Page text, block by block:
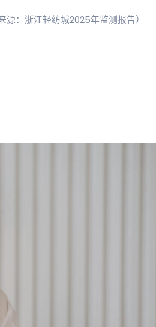
：浙江轻纺城2025年监测报告）